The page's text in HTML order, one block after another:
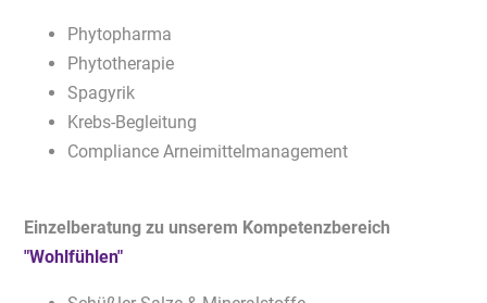
Phytopharma
Phytotherapie
Spagyrik
Krebs-Begleitung
Compliance Arneimittelmanagement
Einzelberatung zu unserem Kompetenzbereich
"Wohlfühlen"